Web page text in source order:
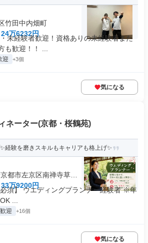
竹田中内畑町
万6232円
未経験者歓迎！資格ありの未経験者また
も歓迎！！ ...
迎 +3個
気になる
ネーター(京都・桜鶴苑)
経験を磨きスキルもキャリアも格上げ✨
都市左京区南禅寺草川
万9200円
須】 ウエディングプランナー経験者 ※年
...
迎 +16個
気になる